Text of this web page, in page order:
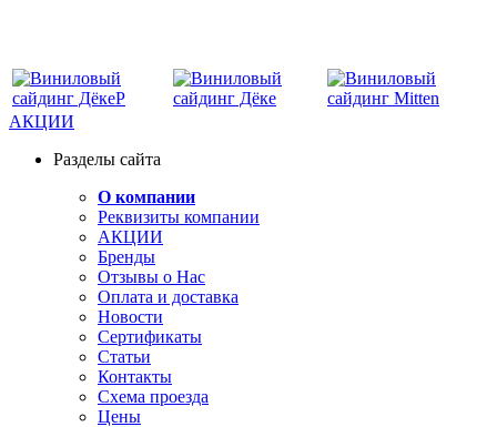
АКЦИИ
Разделы сайта
О компании
Реквизиты компании
АКЦИИ
Бренды
Отзывы о Нас
Оплата и доставка
Новости
Сертификаты
Статьи
Контакты
Схема проезда
Цены